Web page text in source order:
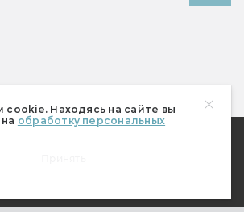
cookie. Находясь на сайте вы
обработку персональных